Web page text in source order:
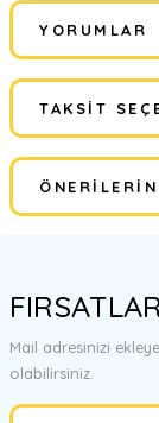
YORUMLAR
TAKSIT
tarafımıza
Görüş ve
Ürün resmi
Mail adresinizi
olabilirsiniz.